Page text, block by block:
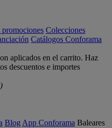
promociones Colecciones
Catálogos Conforama
aplicados en el carrito. Haz
descuentos e importes
Blog App Conforama Baleares